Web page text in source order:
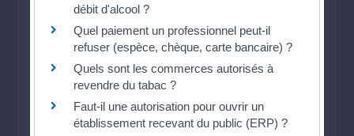
débit d'alcool ?
Quel paiement un professionnel peut-il
refuser (espèce, chèque, carte bancaire) ?
Quels sont les commerces autorisés à
revendre du tabac ?
Faut-il une autorisation pour ouvrir un
établissement recevant du public (ERP) ?